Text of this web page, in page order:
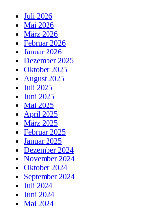
Juli 2026
Mai 2026
März 2026
Februar 2026
Januar 2026
Dezember 2025
Oktober 2025
August 2025
Juli 2025
Juni 2025
Mai 2025
April 2025
März 2025
Februar 2025
Januar 2025
Dezember 2024
November 2024
Oktober 2024
September 2024
Juli 2024
Juni 2024
Mai 2024